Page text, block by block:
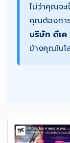
ไม่ว่าคุณจะ
คุณต้องกา
บริษัท ดีเ
ข้างคุณใน